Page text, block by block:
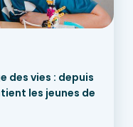
des vies : depuis
les jeunes de